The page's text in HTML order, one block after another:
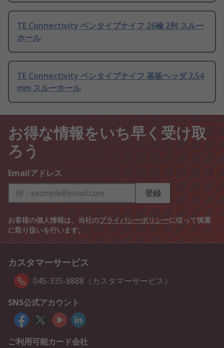
TE Connectivity ペンタイプナイフ 26極 2列 スルー
ホール
TE Connectivity ペンタイプナイフ 基板ヘッダ 2.54
mm スルーホール
お得な情報をいち早く受け取
ろう
Emailアドレス
登録
お客様の個人情報は、当社のプライバシーポリシーに従って慎重
に取り扱いを行います。
カスタマーサービス
045-335-8888（カスタマーサービス）
SNS公式アカウント
ご利用可能カード会社